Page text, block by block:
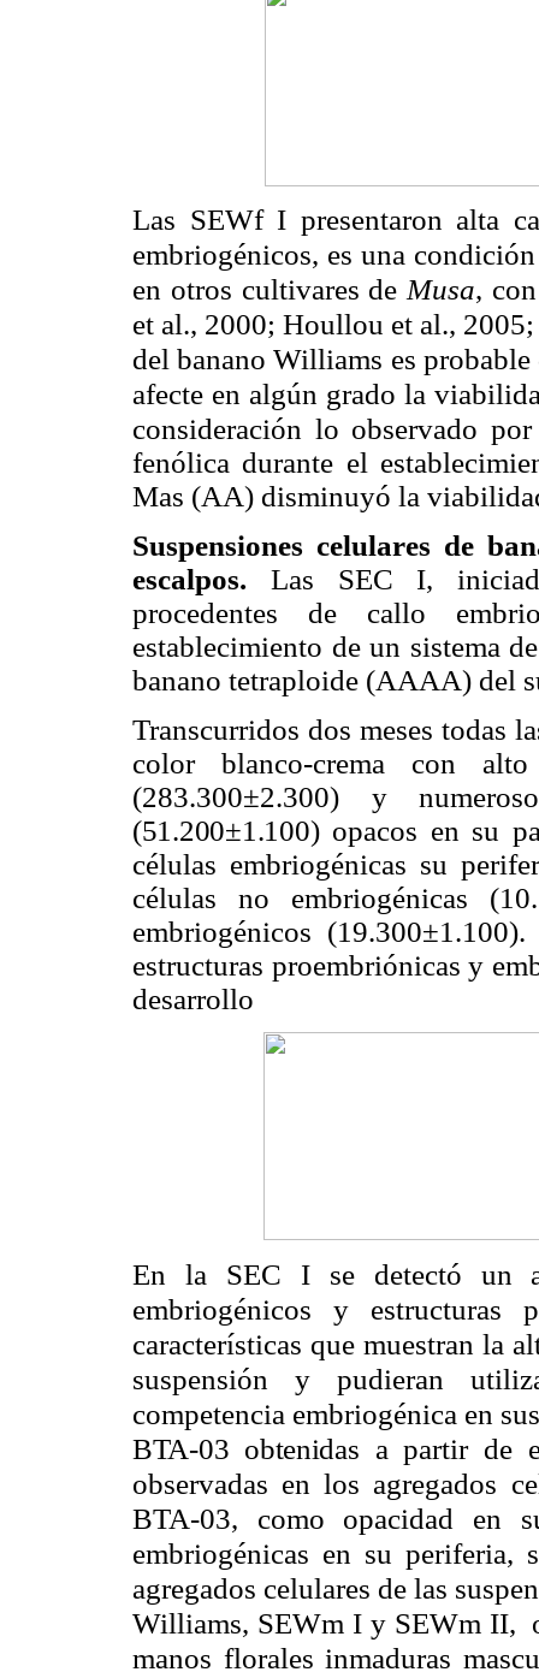
Las SEWf I presentaron alta
embriogénicos, es una
en otros cultivares de Musa,
et al., 2000; Houllou et al.,
del banano Williams es
afecte en algún grado la
consideración lo observado
fenólica durante el
Mas (AA) disminuyó la
Suspensiones celulares de
escalpos. Las SEC I,
procedentes de callo
establecimiento de un sistema
banano tetraploide (AAAA) del
Transcurridos dos meses todas
color blanco-crema con
(283.300±2.300) y
(51.200±1.100)opacos en su
células embriogénicas su
células no embriogénicas
embriogénicos (19.300±1.100).
estructuras proembriónicas y
desarrollo
En la SEC I se detectó un
embriogénicos y estructuras
características que muestran la
suspensión y pudieran
competencia embriogénica en
BTA-03 obtenidas a partir de
observadas en los agregados
BTA-03, como opacidad en
embriogénicas en su periferia,
agregados celulares de las
Williams, SEWm I y SEWm II,
manos florales inmaduras